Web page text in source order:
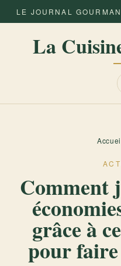
LE JOURNAL
La
Comment
grâce à
pour faire